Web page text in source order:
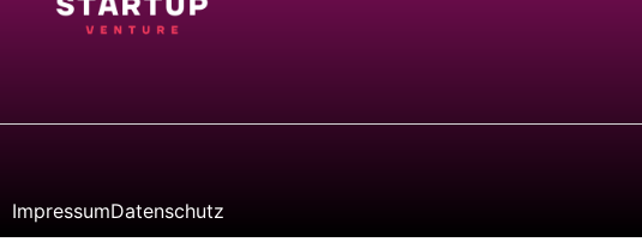
ImpressumDatenschutz